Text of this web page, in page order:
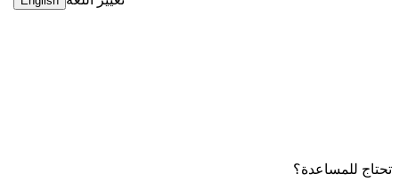
تحتاج للمساعدة؟